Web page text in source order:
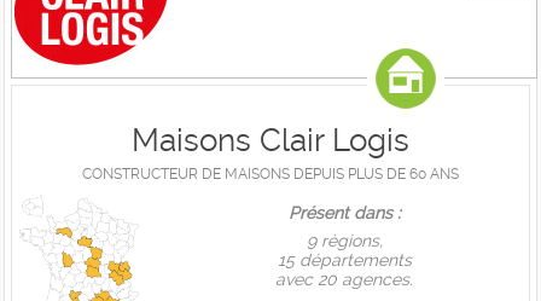
Maisons Clair Logis
CONSTRUCTEUR DE MAISONS DEPUIS PLUS DE 60 ANS
Présent dans :
9 règions,
15 départements
avec 20 agences.